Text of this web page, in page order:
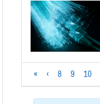
« ‹ 8 9 10